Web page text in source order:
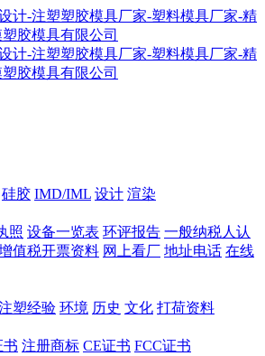
硅胶 IMD/IML 设计 渲染
照 设备一览表 环评报告 一般纳税人认
值税开票资料 网上看厂 地址电话 在线
塑经验 环境 历史 文化 打荷资料
书 注册商标 CE证书 FCC证书